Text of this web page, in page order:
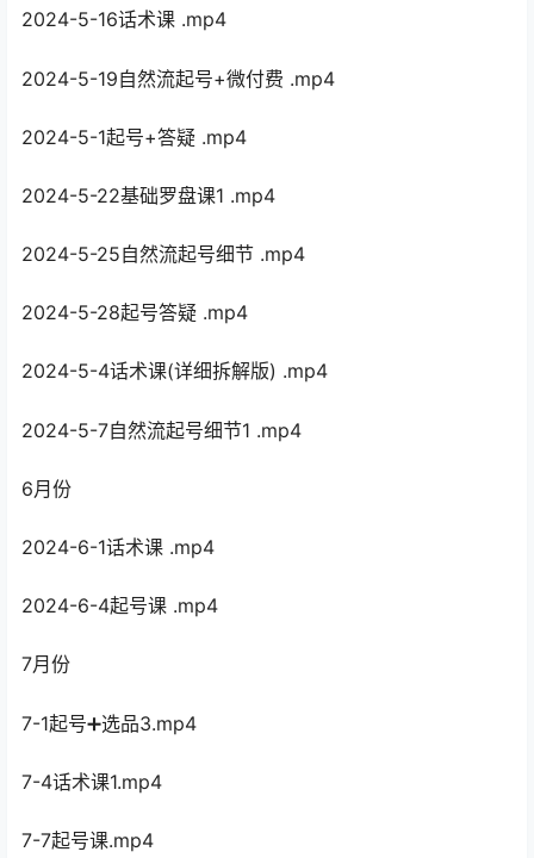
2024-5-16话术课 .mp4
2024-5-19自然流起号+微付费 .mp4
2024-5-1起号+答疑 .mp4
2024-5-22基础罗盘课1 .mp4
2024-5-25自然流起号细节 .mp4
2024-5-28起号答疑 .mp4
2024-5-4话术课(详细拆解版) .mp4
2024-5-7自然流起号细节1 .mp4
6月份
2024-6-1话术课 .mp4
2024-6-4起号课 .mp4
7月份
7-1起号➕选品3.mp4
7-4话术课1.mp4
7-7起号课.mp4